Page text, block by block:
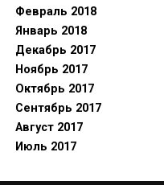
Февраль 2018
Январь 2018
Декабрь 2017
Ноябрь 2017
Октябрь 2017
Сентябрь 2017
Август 2017
Июль 2017